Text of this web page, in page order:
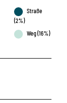
Straße
(2%)
Weg (16%)